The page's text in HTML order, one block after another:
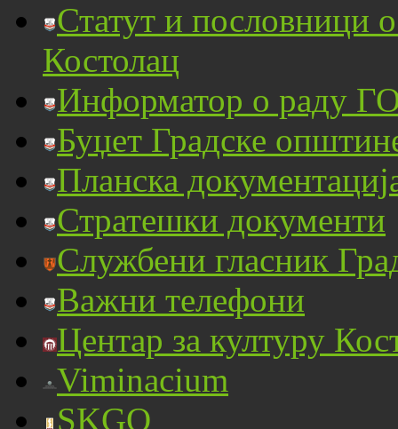
Статут и пословници
Костолац
Информатор о раду
Буџет Градске
Планска
Стратешки документи
Службени гласник
Важни телефони
Центар за културу
Viminacium
SKGO